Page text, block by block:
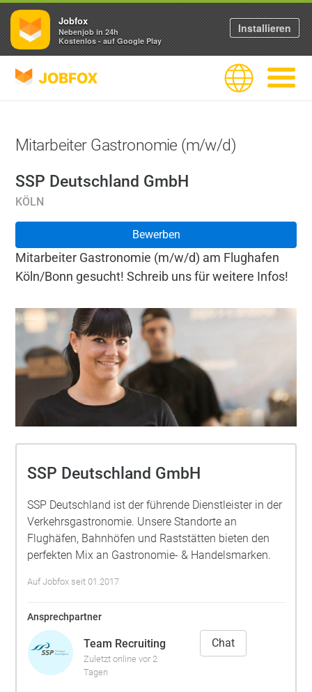
JOBFOX Sprache
Mitarbeiter Gastronomie (m/w/d)
SSP Deutschland GmbH
KÖLN
Bewerben
Mitarbeiter Gastronomie (m/w/d) am Flughafen
Köln/Bonn gesucht! Schreib uns für weitere Infos!
SSP Deutschland GmbH
SSP Deutschland ist der führende Dienstleister in der
Verkehrsgastronomie. Unsere Standorte an
Flughäfen, Bahnhöfen und Raststätten bieten den
perfekten Mix an Gastronomie- & Handelsmarken.
Auf Jobfox seit 01.2017
Ansprechpartner
Team Recruiting
Zuletzt online vor 2
Tagen
Chat
Jobfox
Nebenjob in 24h
Kostenlos - auf Google Play
Installieren